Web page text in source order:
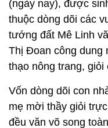
(ngày nay), được
thuộc dòng dõi các
tướng đất Mê Linh
Thị Đoan công dung
thạo nông trang, giỏi
Vốn dòng dõi con
mẹ mời thầy giỏi
đều văn võ song